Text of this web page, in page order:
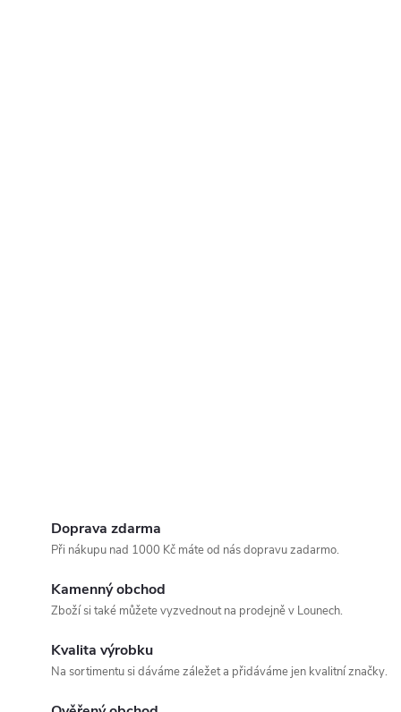
Doprava zdarma
Při nákupu nad 1000 Kč máte od nás dopravu zadarmo.
Kamenný obchod
Zboží si také můžete vyzvednout na prodejně v Lounech.
Kvalita výrobku
Na sortimentu si dáváme záležet a přidáváme jen kvalitní značky.